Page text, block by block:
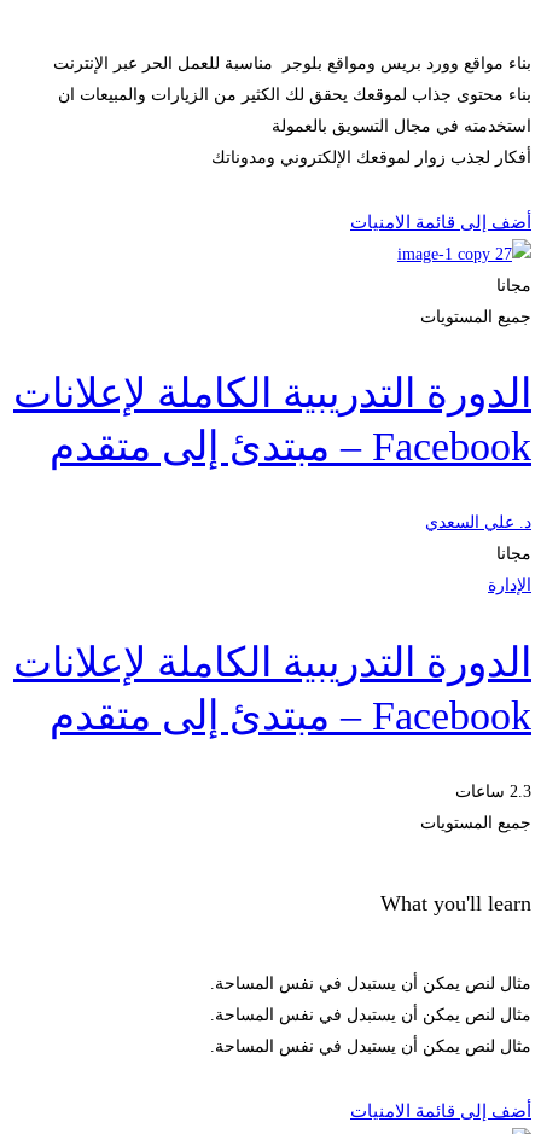
بناء مواقع وورد بريس ومواقع بلوجر مناسبة للعمل الحر عبر الإنترنت
بناء محتوى جذاب لموقعك يحقق لك الكثير من الزيارات والمبيعات ان
استخدمته في مجال التسويق بالعمولة
أفكار لجذب زوار لموقعك الإلكتروني ومدوناتك
أضف إلى قائمة الامنيات
مجانا
جميع المستويات
الدورة التدريبية الكاملة لإعلانات
Facebook – مبتدئ إلى متقدم
د. علي السعدي
مجانا
الإدارة
الدورة التدريبية الكاملة لإعلانات
Facebook – مبتدئ إلى متقدم
2.3 ساعات
جميع المستويات
What you'll learn
مثال لنص يمكن أن يستبدل في نفس المساحة.
مثال لنص يمكن أن يستبدل في نفس المساحة.
مثال لنص يمكن أن يستبدل في نفس المساحة.
أضف إلى قائمة الامنيات